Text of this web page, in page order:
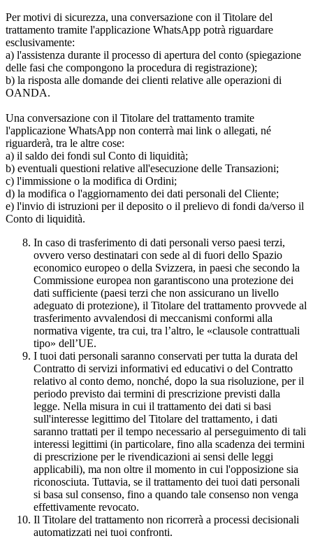
Per motivi di sicurezza, una conversazione con il Titolare del
trattamento tramite l'applicazione WhatsApp potrà riguardare
esclusivamente:
a) l'assistenza durante il processo di apertura del conto (spiegazione
delle fasi che compongono la procedura di registrazione);
b) la risposta alle domande dei clienti relative alle operazioni di
OANDA.
Una conversazione con il Titolare del trattamento tramite
l'applicazione WhatsApp non conterrà mai link o allegati, né
riguarderà, tra le altre cose:
a) il saldo dei fondi sul Conto di liquidità;
b) eventuali questioni relative all'esecuzione delle Transazioni;
c) l'immissione o la modifica di Ordini;
d) la modifica o l'aggiornamento dei dati personali del Cliente;
e) l'invio di istruzioni per il deposito o il prelievo di fondi da/verso il
Conto di liquidità.
In caso di trasferimento di dati personali verso paesi terzi,
ovvero verso destinatari con sede al di fuori dello Spazio
economico europeo o della Svizzera, in paesi che secondo la
Commissione europea non garantiscono una protezione dei
dati sufficiente (paesi terzi che non assicurano un livello
adeguato di protezione), il Titolare del trattamento provvede al
trasferimento avvalendosi di meccanismi conformi alla
normativa vigente, tra cui, tra l’altro, le «clausole contrattuali
tipo» dell’UE.
I tuoi dati personali saranno conservati per tutta la durata del
Contratto di servizi informativi ed educativi o del Contratto
relativo al conto demo, nonché, dopo la sua risoluzione, per il
periodo previsto dai termini di prescrizione previsti dalla
legge. Nella misura in cui il trattamento dei dati si basi
sull'interesse legittimo del Titolare del trattamento, i dati
saranno trattati per il tempo necessario al perseguimento di tali
interessi legittimi (in particolare, fino alla scadenza dei termini
di prescrizione per le rivendicazioni ai sensi delle leggi
applicabili), ma non oltre il momento in cui l'opposizione sia
riconosciuta. Tuttavia, se il trattamento dei tuoi dati personali
si basa sul consenso, fino a quando tale consenso non venga
effettivamente revocato.
Il Titolare del trattamento non ricorrerà a processi decisionali
automatizzati nei tuoi confronti.